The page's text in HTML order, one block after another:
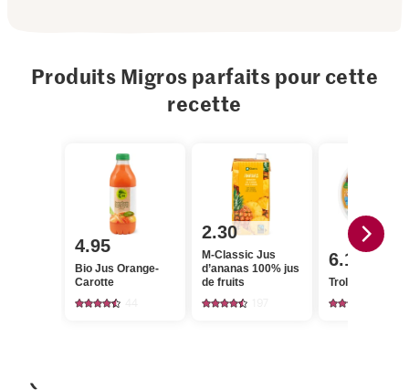
Produits Migros parfaits pour cette
recette
4.95
Bio Jus Orange-
Carotte
2.30
M-Classic Jus
d’ananas 100% jus
de fruits
6.10
Trolli Fun for All